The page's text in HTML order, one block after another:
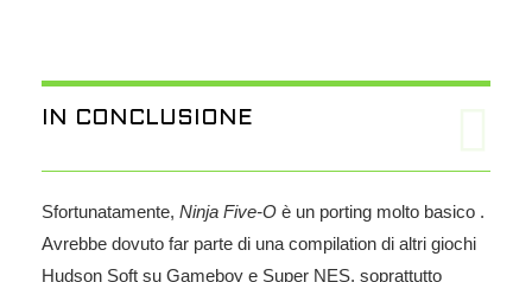
IN CONCLUSIONE
Sfortunatamente, Ninja Five-O è un porting molto basico .
Avrebbe dovuto far parte di una compilation di altri giochi
Hudson Soft su Gameboy e Super NES, soprattutto